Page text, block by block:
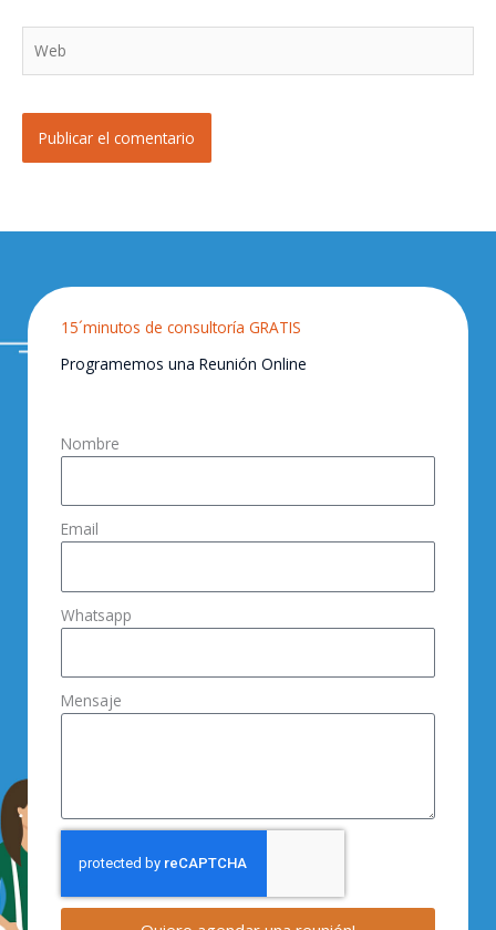
15´minutos de consultoría GRATIS
Programemos una Reunión Online
Nombre
Email
Whatsapp
Mensaje